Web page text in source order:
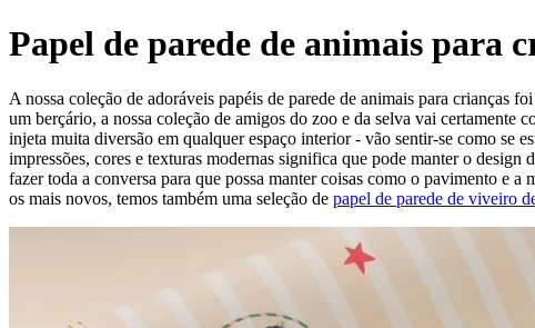
Papel de parede de animais para
A nossa coleção de adoráveis papéis de parede de animais para crianças
um berçário, a nossa coleção de amigos do zoo e da selva vai certamente
injeta muita diversão em qualquer espaço interior - vão sentir-se como se
impressões, cores e texturas modernas significa que pode manter o
fazer toda a conversa para que possa manter coisas como o pavimento e
os mais novos, temos também uma seleção de papel de parede de viveiro